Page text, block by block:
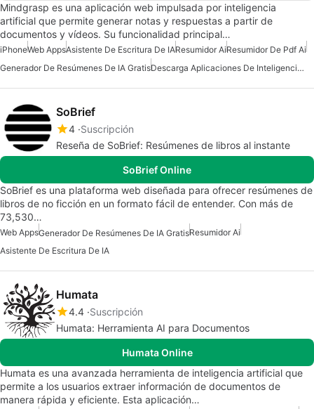
Mindgrasp es una aplicación web impulsada por inteligencia
artificial que permite generar notas y respuestas a partir de
documentos y vídeos. Su funcionalidad principal…
iPhoneWeb AppsAsistente De Escritura De IAResumidor AiResumidor De Pdf Ai
Generador De Resúmenes De IA Gratis
Descarga Aplicaciones De Inteligencia Artificial (IA)
SoBrief
4 Suscripción
Reseña de SoBrief: Resúmenes de libros al instante
SoBrief Online
SoBrief es una plataforma web diseñada para ofrecer resúmenes de
libros de no ficción en un formato fácil de entender. Con más de
73,530…
Web AppsGenerador De Resúmenes De IA GratisResumidor Ai
Asistente De Escritura De IA
Humata
4.4 Suscripción
Humata: Herramienta AI para Documentos
Humata Online
Humata es una avanzada herramienta de inteligencia artificial que
permite a los usuarios extraer información de documentos de
manera rápida y eficiente. Esta aplicación…